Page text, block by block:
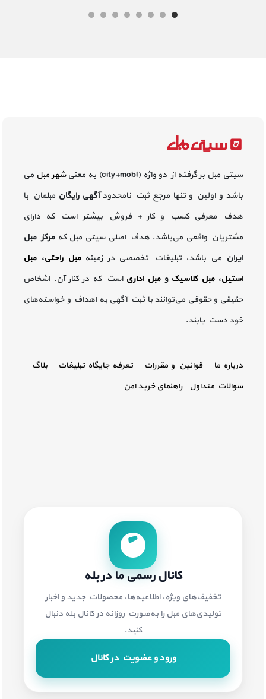
سیتی مبل بر گرفته از دو واژه (city+mobl) به معنی شهر مبل می
باشد و اولین و تنها مرجع ثبت نامحدودآگهی رایگان مبلمان با
هدف معرفی کسب و کار + فروش بیشتر است که دارای
مشتریان واقعی می‌باشد. هدف اصلی سیتی مبل کهمرکز مبل
ایران می باشد، تبلیغات تخصصی در زمینه مبل راحتی،مبل
استیل،مبل کلاسیک ومبل اداری است که در کنار آن، اشخاص
حقیقی و حقوقی می‌توانند با ثبت آگهی به اهداف و خواسته‌های
خود دست یابند.
درباره ما قوانین و مقررات تعرفه جایگاه تبلیغات
بلاگ
سوالات متداول
راهنمای خرید امن
کانال رسمی ما در بله
تخفیف‌های ویژه، اطلاعیه‌ها، محصولات جدید و اخبار
تولیدی‌های مبل را به‌صورت روزانه در کانال بله دنبال
کنید.
ورود و عضویت در کانال